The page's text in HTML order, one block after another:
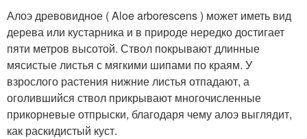
Алоэ древовидное ( Aloe arborescens ) может иметь вид
дерева или кустарника и в природе нередко достигает
пяти метров высотой. Ствол покрывают длинные
мясистые листья с мягкими шипами по краям. У
взрослого растения нижние листья отпадают, а
оголившийся ствол прикрывают многочисленные
прикорневые отпрыски, благодаря чему алоэ выглядит,
как раскидистый куст.